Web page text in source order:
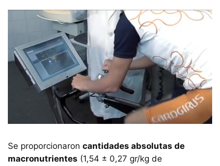
Se proporcionaron cantidades absolutas de
macronutrientes (1,54 ± 0,27 gr/kg de